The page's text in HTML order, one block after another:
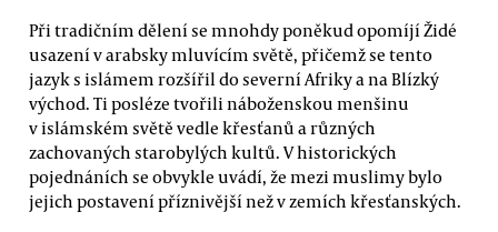
Při tradičním dělení se mnohdy poněkud opomíjí Židé
usazení v arabsky mluvícím světě, přičemž se tento
jazyk s islámem rozšířil do severní Afriky a na Blízký
východ. Ti posléze tvořili náboženskou menšinu
v islámském světě vedle křesťanů a různých
zachovaných starobylých kultů. V historických
pojednáních se obvykle uvádí, že mezi muslimy bylo
jejich postavení příznivější než v zemích křesťanských.